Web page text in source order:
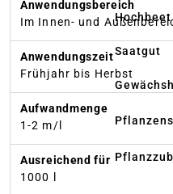
Hochbeet
Saatgut
Anwendungsbereich
Im Innen- und
Anwendungszeit
Frühjahr bis Herbst
Aufwandmenge
1-2 m/l
Ausreichend für
1000 l